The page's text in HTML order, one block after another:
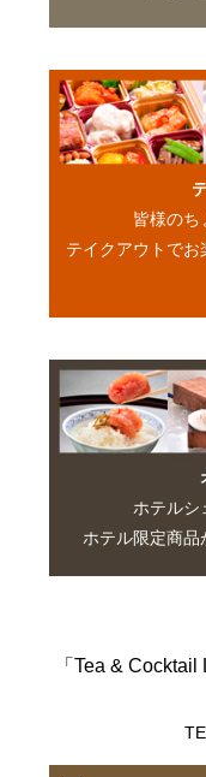
皆様のち
テイクアウトで
ホテルシ
ホテル限定商品
「Tea & Cocktail